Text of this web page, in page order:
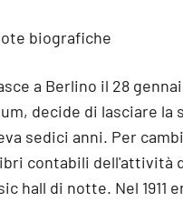
biografiche
a Berlino il 28
decide di lasciare
sedici anni. Per
contabili dell'attività
hall di notte. Nel